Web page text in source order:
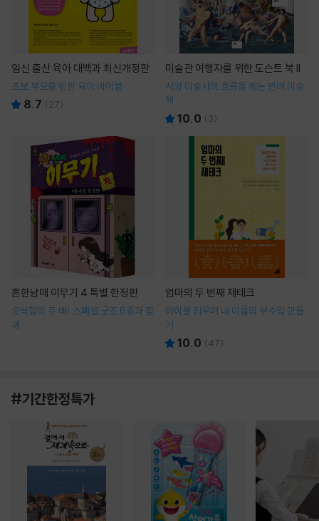
임신 출산 육아 대백과 최신개정판
초보 부모를 위한 육아 바이블
8.7 ( 27)
미술관 여행자를 위한 도슨트 북 II
서양 미술사의 흐름을 꿰는 반려 미술
책
10.0 ( 3)
흔한남매 이무기 4 특별 한정판
오싹함이 두 배! 스페셜 굿즈 6종과 함
께
엄마의 두 번째 재테크
아이를 키우며 내 이름의 부수입 만들
기
10.0 (47)
#기간한정특가